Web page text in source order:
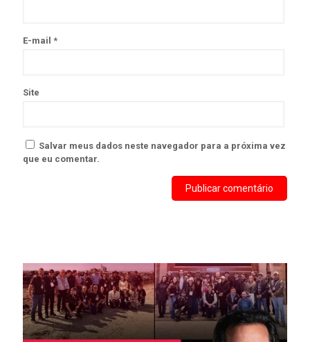
E-mail *
Site
Salvar meus dados neste navegador para a próxima vez
que eu comentar.